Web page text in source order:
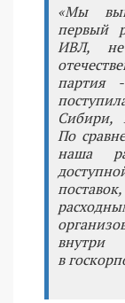
«Мы
первый
ИВЛ, не
партия
Сибири,
По
наша
в